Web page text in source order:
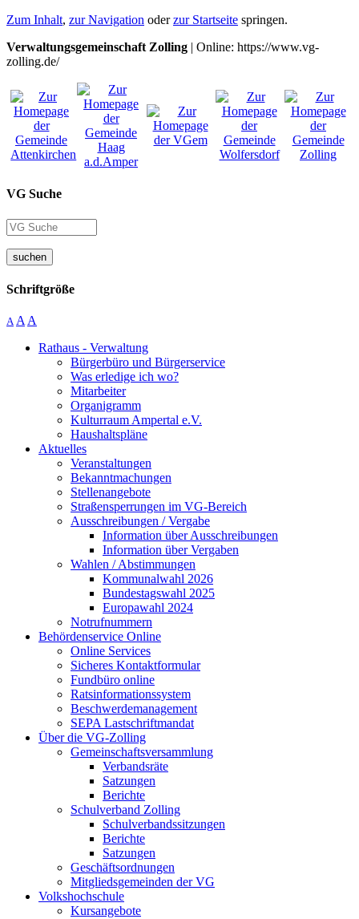
Zum Inhalt, zur Navigation oderzur Startseite springen.
Verwaltungsgemeinschaft Zolling | Online: https://www.vg-
zolling.de/
VG Suche
suchen
Schriftgröße
A A A
Rathaus - Verwaltung
Bürgerbüro und Bürgerservice
Was erledige ich wo?
Mitarbeiter
Organigramm
Kulturraum Ampertal e.V.
Haushaltspläne
Aktuelles
Veranstaltungen
Bekanntmachungen
Stellenangebote
Straßensperrungen im VG-Bereich
Ausschreibungen / Vergabe
Information über Ausschreibungen
Information über Vergaben
Wahlen / Abstimmungen
Kommunalwahl 2026
Bundestagswahl 2025
Europawahl 2024
Notrufnummern
Behördenservice Online
Online Services
Sicheres Kontaktformular
Fundbüro online
Ratsinformationssystem
Beschwerdemanagement
SEPA Lastschriftmandat
Über die VG-Zolling
Gemeinschaftsversammlung
Verbandsräte
Satzungen
Berichte
Schulverband Zolling
Schulverbandssitzungen
Berichte
Satzungen
Geschäftsordnungen
Mitgliedsgemeinden der VG
Volkshochschule
Kursangebote